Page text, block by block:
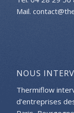
Mail.
NOUS
Thermiflow
d’entreprises